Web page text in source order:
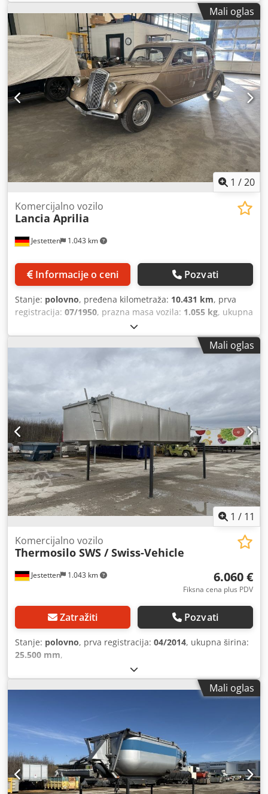
Mali oglas
1 /20
Jestetten 1.043 km
Komercijalno vozilo
Lancia Aprilia
Informacije o ceni Pozvati
Stanje: polovno, pređena kilometraža: 10.431 km, prva
registracija: 07/1950, prazna masa vozila: 1.055 kg, ukupna
, tip prenosa:
benzin, sledeća inspekcija (TÜV):04/1977, broj sedišta:4,
Mali oglas
1 / 11
Jestetten 1.043 km
Komercijalno vozilo
Thermosilo SWS / Swiss-Vehicle
6.060 €
Fiksna cena plus PDV
Zatražiti Pozvati
Stanje: polovno, prva registracija: 04/2014, ukupna širina:
25.500 mm,
Mali oglas